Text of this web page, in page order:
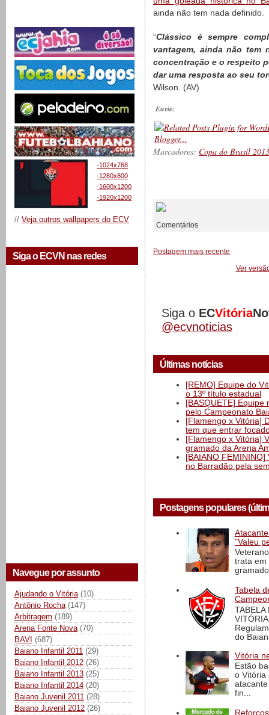
-1024x768
-1280x800
-1600x1200
-1920x1200
// Veja outros wallpapers do ECV
Siga o ECVN nas redes
Navegue por assunto
Ajudando o Vitória (10)
Antônio Rocha (147)
Arbitragem (189)
Arena Fonte Nova (70)
BAVI (687)
Baiano Infantil 2011 (29)
Baiano Infantil 2012 (26)
Baiano Infantil 2013 (25)
Baiano Infantil 2014 (20)
Baiano Juvenil 2011 (28)
Baiano Juvenil 2012 (26)
ainda não tem nada definido.
“Clássico é sempre
vantagem, ainda não tem
concentração e o respeito
dar uma resposta ao seu
Wilson. (AV)
Envie:
Marcadores: Copa do Brasil 2013
Comentários
Postagem mais recente
Ver
Siga o ECVitória
@ecvnoticias
Últimas notícias
[REMO] Equipe do
o 13º título estadual
[BASQUETE]
pelo Campeonato
[Flamengo x Vitória]
tem que entrar
[Flamengo x Vitória]
gramado da Arena
[BAIANO
no Barradão pela
Postagens populares
"Valeu
trata em
Tabela
TABELA
do
Vitória
Estão
o Vitória
fin...